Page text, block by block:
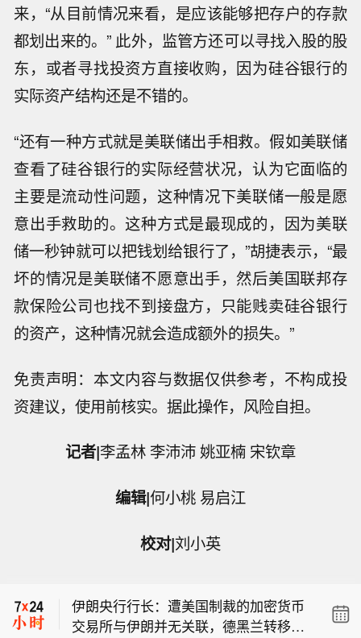
来，“从目前情况来看，是应该能够把存户的存款
都划出来的。” 此外，监管方还可以寻找入股的股
东，或者寻找投资方直接收购，因为硅谷银行的
实际资产结构还是不错的。
“还有一种方式就是美联储出手相救。假如美联储
查看了硅谷银行的实际经营状况，认为它面临的
主要是流动性问题，这种情况下美联储一般是愿
意出手救助的。这种方式是最现成的，因为美联
储一秒钟就可以把钱划给银行了，”胡捷表示，“最
坏的情况是美联储不愿意出手，然后美国联邦存
款保险公司也找不到接盘方，只能贱卖硅谷银行
的资产，这种情况就会造成额外的损失。”
免责声明：本文内容与数据仅供参考，不构成投
资建议，使用前核实。据此操作，风险自担。
记者|李孟林 李沛沛 姚亚楠 宋钦章
编辑|何小桃 易启江
校对|刘小英
来自美国的 “力度极强” 的安全保障。
达”号从俄罗斯黑海港口新罗西斯克港起
航后遭到无人机袭击，多名船员受伤。
伊朗央行行长：遭美国制裁的加密货币
交易所与伊朗并无关联，德黑兰转移的